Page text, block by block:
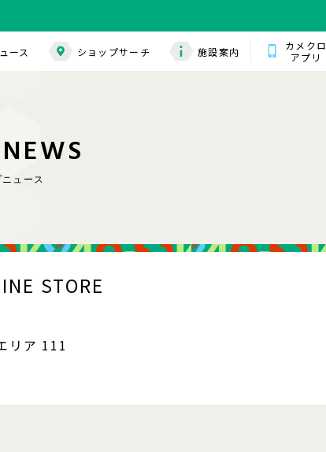
ース ショップサーチ 施設案内
カメクロ
アプリ
NEWS
ュース
STORE
リア 111